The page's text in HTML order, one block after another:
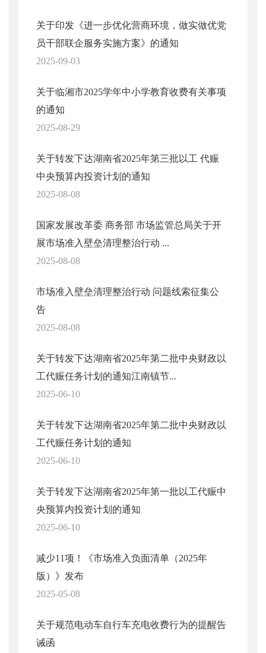
关于印发《进一步优化营商环境，做实做优党
员干部联企服务实施方案》的通知
2025-09-03
关于临湘市2025学年中小学教育收费有关事项
的通知
2025-08-29
关于转发下达湖南省2025年第三批以工 代赈
中央预算内投资计划的通知
2025-08-08
国家发展改革委 商务部 市场监管总局关于开
展市场准入壁垒清理整治行动 ...
2025-08-08
市场准入壁垒清理整治行动 问题线索征集公
告
2025-08-08
关于转发下达湖南省2025年第二批中央财政以
工代赈任务计划的通知江南镇节...
2025-06-10
关于转发下达湖南省2025年第二批中央财政以
工代赈任务计划的通知
2025-06-10
关于转发下达湖南省2025年第一批以工代赈中
央预算内投资计划的通知
2025-06-10
减少11项！《市场准入负面清单（2025年
版）》发布
2025-05-08
关于规范电动车自行车充电收费行为的提醒告
诫函